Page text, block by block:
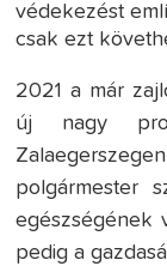
védekezést
csak ezt
2021 a már
új nagy
polgármester
egészségének
pedig a